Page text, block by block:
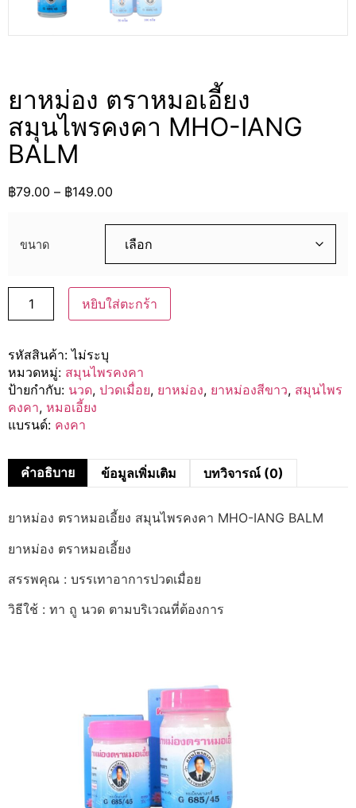
ยาหม่อง ตราหมอเอี้ยง
สมุนไพรคงคา MHO-IANG
BALM
฿79.00 – ฿149.00
ขนาด
หยิบใส่ตะกร้า
รหัสสินค้า:ไม่ระบุ
หมวดหมู่: สมุนไพรคงคา
ป้ายกำกับ: นวด, ปวดเมื่อย, ยาหม่อง, ยาหม่องสีขาว, สมุนไพร
คงคา, หมอเอี้ยง
แบรนด์: คงคา
คำอธิบาย ข้อมูลเพิ่มเติม บทวิจารณ์ (0)
ยาหม่อง ตราหมอเอี้ยง สมุนไพรคงคา MHO-IANG BALM
ยาหม่อง ตราหมอเอี้ยง
สรรพคุณ : บรรเทาอาการปวดเมื่อย
วิธีใช้ : ทา ถู นวด ตามบริเวณที่ต้องการ